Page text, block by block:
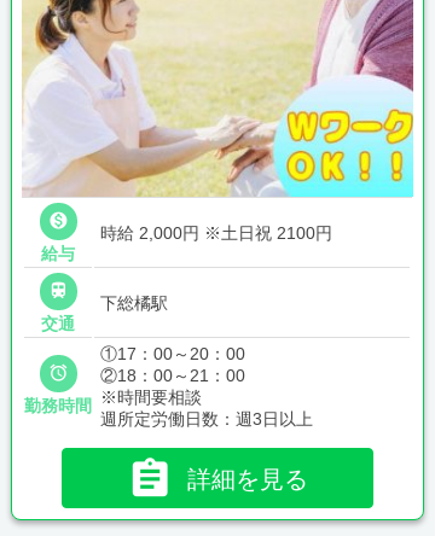

給与
時給 2,000円 ※土日祝 2100円

交通
下総橘駅

勤務時間
①17：00～20：00
②18：00～21：00
※時間要相談
週所定労働日数：週3日以上
 詳細を見る